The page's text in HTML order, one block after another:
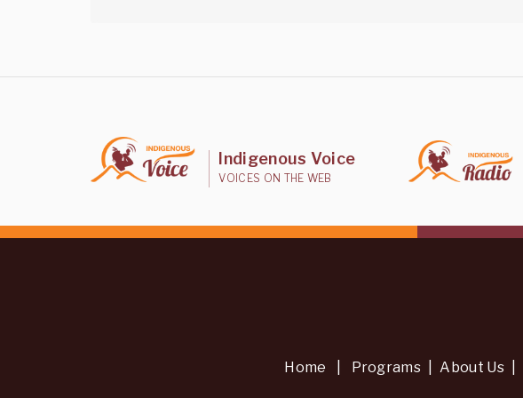
Indigenous Voice
VOICES ON THE WEB
Home Programs About Us